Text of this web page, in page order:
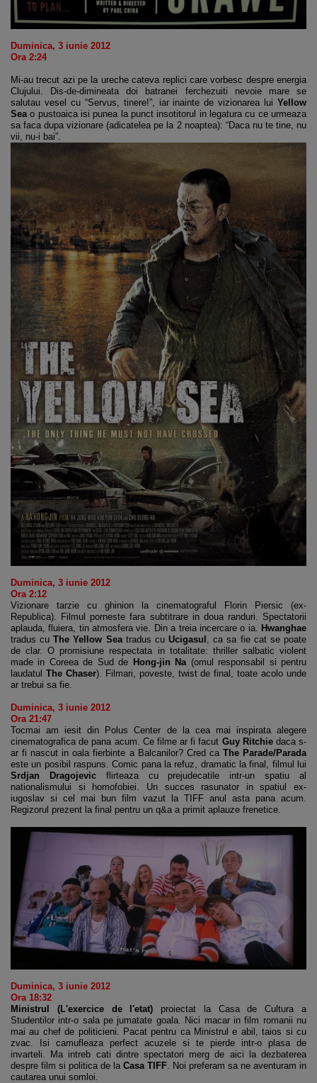
Duminica, 3 iunie 2012
Ora 2:24
Mi-au trecut azi pe la ureche cateva replici care vorbesc despre energia
Clujului. Dis-de-dimineata doi batranei ferchezuiti nevoie mare se
salutau vesel cu “Servus, tinere!”, iar inainte de vizionarea lui Yellow
Seao pustoaica isi punea la punct insotitorul in legatura cu ce urmeaza
sa faca dupa vizionare (adicatelea pe la 2 noaptea): “Daca nu te tine, nu
vii, nu-i bai”.
Duminica, 3 iunie 2012
Ora 2:12
Vizionare tarzie cu ghinion la cinematograful Florin Piersic (ex-
Republica). Filmul porneste fara subtitrare in doua randuri. Spectatorii
aplauda, fluiera, tin atmosfera vie. Din a treia incercare o ia. Hwanghae
tradus cuThe Yellow Seatradus cuUcigasul , ca sa fie cat se poate
de clar. O promisiune respectata in totalitate: thriller salbatic violent
made in Coreea de Sud de Hong-jin Na (omul responsabil si pentru
laudatul The Chaser). Filmari, poveste, twist de final, toate acolo unde
ar trebui sa fie.
Duminica, 3 iunie 2012
Ora 21:47
Tocmai am iesit din Polus Center de la cea mai inspirata alegere
cinematografica de pana acum. Ce filme ar fi facut Guy Ritchiedaca s-
ar fi nascut in oala fierbinte a Balcanilor? Cred caThe Parade/Parada
este un posibil raspuns. Comic pana la refuz, dramatic la final, filmul lui
Srdjan Dragojevicflirteaza cu prejudecatile intr-un spatiu al
nationalismului si homofobiei. Un succes rasunator in spatiul ex-
iugoslav si cel mai bun film vazut la TIFF anul asta pana acum.
Regizorul prezent la final pentru un q&a a primit aplauze frenetice.
Duminica, 3 iunie 2012
Ora 18:32
Ministrul (L'exercice de l'etat) proiectat la Casa de Cultura a
Studentilor intr-o sala pe jumatate goala. Nici macar in film romanii nu
mai au chef de politicieni. Pacat pentru ca Ministrul e abil, taios si cu
zvac. Isi camufleaza perfect acuzele si te pierde intr-o plasa de
invarteli. Ma intreb cati dintre spectatori merg de aici la dezbaterea
despre film si politica de la Casa TIFF . Noi preferam sa ne aventuram in
cautarea unui somloi.